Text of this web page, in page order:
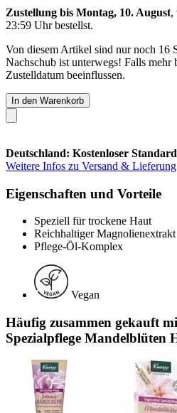
Zustellung bis Montag, 10. August,
23:59 Uhrbestellst.
Von diesem Artikel sind nur noch 16
Nachschub ist unterwegs! Falls mehr
Zustelldatum beeinflussen.
In den Warenkorb
Deutschland: Kostenloser
Weitere Infos zu Versand & Lieferung
Eigenschaften und Vorteile
Speziell für trockene Haut
Reichhaltiger Magnolienextrakt
Pflege-Öl-Komplex
Vegan
Häufig zusammen gekauft
Spezialpflege Mandelblüten